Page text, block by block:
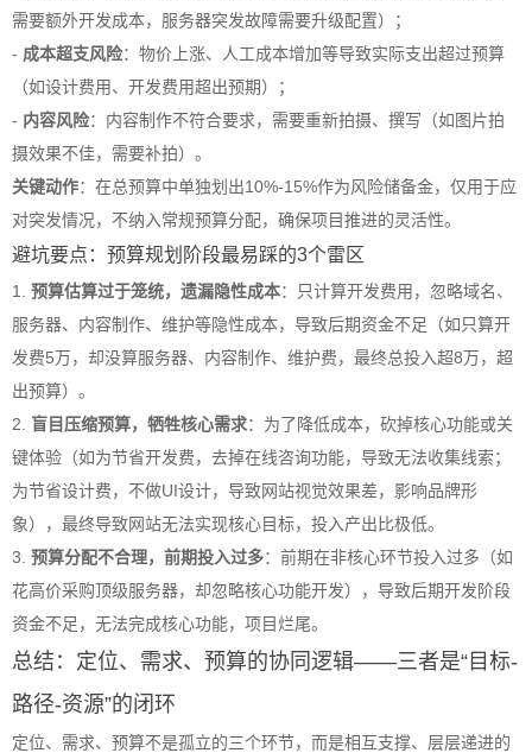
需要额外开发成本，服务器突发故障需要升级配置）；
- 成本超支风险：物价上涨、人工成本增加等导致实际支出超过预算
（如设计费用、开发费用超出预期）；
- 内容风险：内容制作不符合要求，需要重新拍摄、撰写（如图片拍
摄效果不佳，需要补拍）。
关键动作：在总预算中单独划出10%-15%作为风险储备金，仅用于应
对突发情况，不纳入常规预算分配，确保项目推进的灵活性。
避坑要点：预算规划阶段最易踩的3个雷区
1. 预算估算过于笼统，遗漏隐性成本：只计算开发费用，忽略域名、
服务器、内容制作、维护等隐性成本，导致后期资金不足（如只算开
发费5万，却没算服务器、内容制作、维护费，最终总投入超8万，超
出预算）。
2. 盲目压缩预算，牺牲核心需求：为了降低成本，砍掉核心功能或关
键体验（如为节省开发费，去掉在线咨询功能，导致无法收集线索；
为节省设计费，不做UI设计，导致网站视觉效果差，影响品牌形
象），最终导致网站无法实现核心目标，投入产出比极低。
3. 预算分配不合理，前期投入过多：前期在非核心环节投入过多（如
花高价采购顶级服务器，却忽略核心功能开发），导致后期开发阶段
资金不足，无法完成核心功能，项目烂尾。
总结：定位、需求、预算的协同逻辑——三者是“目标-
路径-资源”的闭环
定位、需求、预算不是孤立的三个环节，而是相互支撑、层层递进的